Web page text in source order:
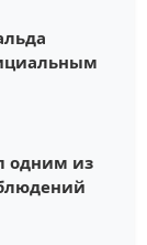
одним из